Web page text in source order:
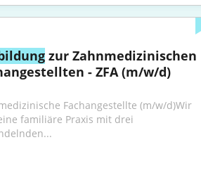
zur Zahnmedizinischen
- ZFA (m/w/d)
Fachangestellte (m/w/d)Wir
familiäre Praxis mit drei